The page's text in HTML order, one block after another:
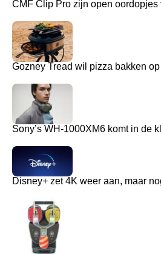
CMF Clip Pro zijn open oordopjes
Gozney Tread wil pizza bakken
Sony’s WH-1000XM6 komt in de
Disney+ zet 4K weer aan, maar